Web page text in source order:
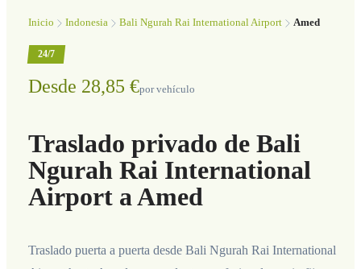
Inicio Indonesia Bali Ngurah Rai International Airport Amed
24/7
Desde 28,85 €por vehículo
Traslado privado de Bali
Ngurah Rai International
Airport a Amed
Traslado puerta a puerta desde Bali Ngurah Rai International